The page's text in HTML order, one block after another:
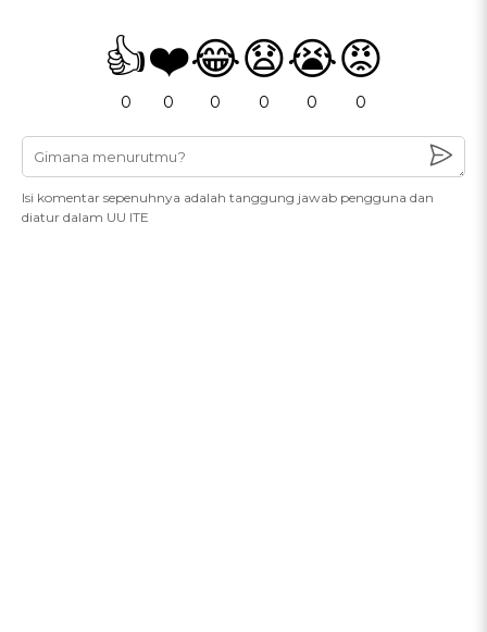
👍
0
❤️
0
😂
0
😧
0
😭
0
😡
0
Isi komentar sepenuhnya adalah tanggung jawab pengguna dan
diatur dalam UU ITE